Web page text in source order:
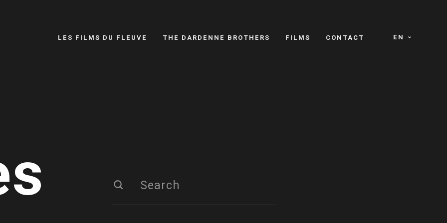
EN
LES FILMS DU FLEUVE THE DARDENNE BROTHERS FILMS CONTACT